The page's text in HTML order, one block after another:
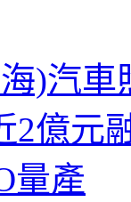
)汽
2億元
量產